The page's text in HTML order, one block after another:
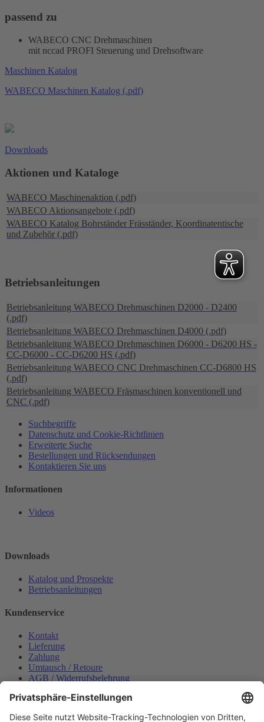
passend zu
WABECO CNC Drehmaschinen
mit nccad PROFI Steuerung und Drehsoftware
Maschinen Katalog
WABECO Maschinen Katalog (.pdf)
Downloads
Aktionen und Kataloge
WABECO Maschinenaktion (.pdf)
WABECO Aktionsangebote (.pdf)
WABECO Katalog Bohrständer Fräsständer, Koordinatentische
und Zubehör (.pdf)
Betriebsanleitungen
Betriebsanleitung WABECO Drehmaschinen D2000 - D2400
(.pdf)
Betriebsanleitung WABECO Drehmaschinen D4000 (.pdf)
Betriebsanleitung WABECO Drehmaschinen D6000 - D6200 HS -
CC-D6000 - CC-D6200 HS (.pdf)
Betriebsanleitung WABECO CNC Drehmaschinen CC-D6800 HS
(.pdf)
Betriebsanleitung WABECO Fräsmaschinen konventionell und
CNC (.pdf)
Suchbegriffe
Datenschutz und Cookie-Richtlinien
Erweiterte Suche
Bestellungen und Rücksendungen
Kontaktieren Sie uns
Informationen
Videos
Downloads
Katalog und Prospekte
Betriebsanleitungen
Kundenservice
Kontakt
Lieferung
Zahlung
Umtausch / Retoure
AGB / Widerrufsbelehrung
Datenschutzerklärung